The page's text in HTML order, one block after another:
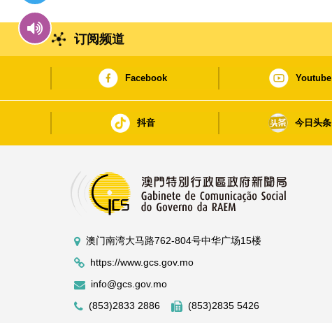
订阅频道
Facebook Youtube
抖音 今日头条
澳门南湾大马路762-804号中华广场15楼
https://www.gcs.gov.mo
info@gcs.gov.mo
(853)2833 2886
(853)2835 5426